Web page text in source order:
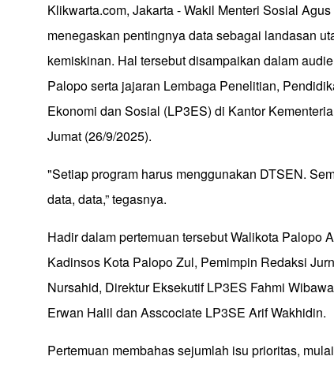
Klikwarta.com, Jakarta - Wakil Menteri Sosial
menegaskan pentingnya data sebagai landasan
kemiskinan. Hal tersebut disampaikan dalam
Palopo serta jajaran Lembaga Penelitian,
Ekonomi dan Sosial (LP3ES) di Kantor
Jumat (26/9/2025).
"Setiap program harus menggunakan DTSEN.
data, data,” tegasnya.
Hadir dalam pertemuan tersebut Walikota Palopo
Kadinsos Kota Palopo Zul, Pemimpin Redaksi
Nursahid, Direktur Eksekutif LP3ES Fahmi
Erwan Halil dan Asscociate LP3SE Arif Wakhidin.
Pertemuan membahas sejumlah isu prioritas,